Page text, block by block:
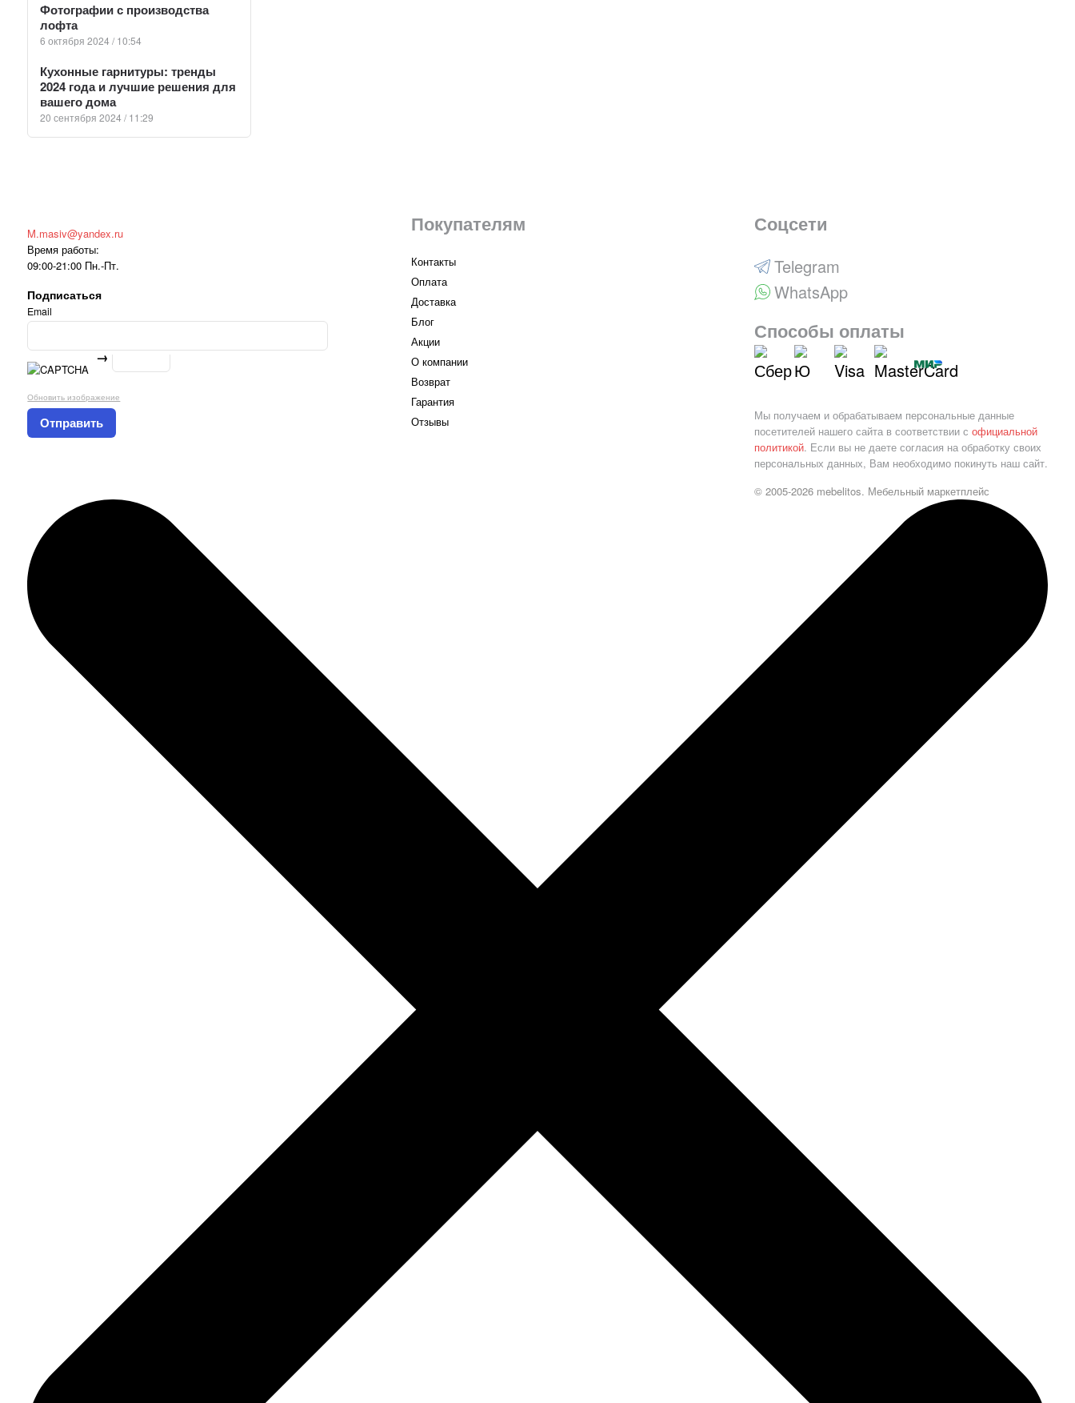
Фотографии с производства
лофта
6 октября 2024 / 10:54
Кухонные гарнитуры: тренды
2024 года и лучшие решения для
вашего дома
20 сентября 2024 / 11:29
M.masiv@yandex.ru
Время работы:
09:00-21:00 Пн.-Пт.
Подписаться
Email
→
Обновить изображение
Покупателям
Контакты
Оплата
Доставка
Блог
Акции
О компании
Возврат
Гарантия
Отзывы
Соцсети
Telegram
WhatsApp
Способы оплаты
Мы получаем и обрабатываем персональные данные
посетителей нашего сайта в соответствии с официальной
политикой. Если вы не даете согласия на обработку своих
персональных данных, Вам необходимо покинуть наш сайт.
© 2005-2026 mebelitos. Мебельный маркетплейс